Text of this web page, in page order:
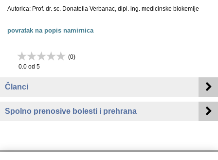
Autorica: Prof. dr. sc. Donatella Verbanac, dipl. ing. medicinske biokemije
povratak na popis namirnica
(0)
0.0 od 5
Članci
Spolno prenosive bolesti i prehrana